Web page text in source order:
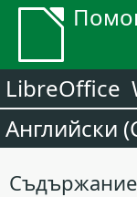
LibreOffice
Английски
Съдържание